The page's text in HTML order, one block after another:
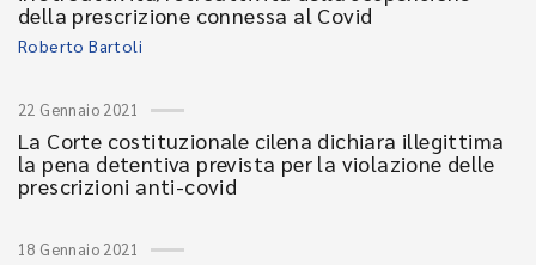
della prescrizione connessa al Covid
Roberto Bartoli
22 Gennaio 2021
La Corte costituzionale cilena dichiara illegittima
la pena detentiva prevista per la violazione delle
prescrizioni anti-covid
18 Gennaio 2021